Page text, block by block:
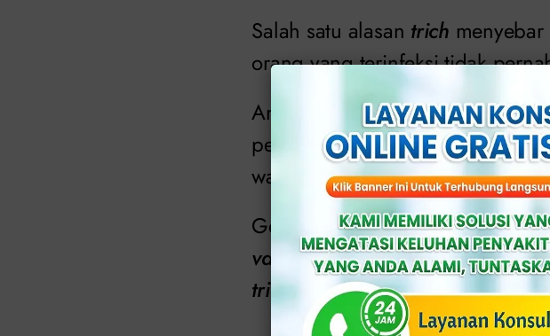
Salah satu alasan trich
orang yang terinfeksi tidak
Anda mungkin menulari orang
penyakit tersebut. Ketika gejala
waktu 5 hingga 28 hari setelah
Gejala lebih sering terjadi pada
vaginalismenyebabkantrich.
trichkepada orang lain melalui: